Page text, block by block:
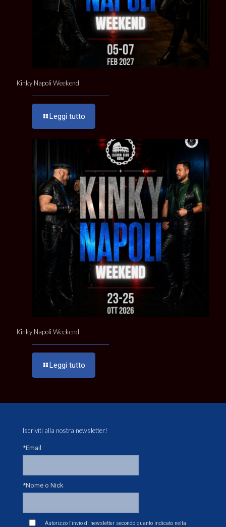
Kinky Napoli Weekend
Leggi tutto
Kinky Napoli Weekend
Leggi tutto
Iscriviti alla nostra newsletter!
*Email
*Nome o Nick
Autorizzo l'invio di newsletter secondo quanto indicato nella